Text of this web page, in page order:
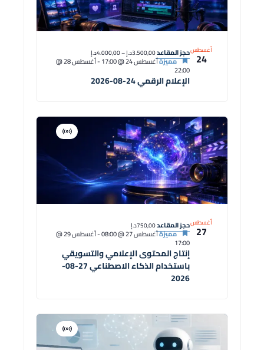
أغسطس
24
الإعلام الرقمي 24-08-2026
مميزةأغسطس 24 @ 17:00 - أغسطس 28 @
22:00
حجز المقاعد3.500,00د.إ – 4.000,00د.إ
أغسطس
27
إنتاج المحتوى الإعلامي والتسويقي
باستخدام الذكاء الاصطناعي 27-08-
2026
افتراضية
مميزةأغسطس 27 @ 08:00 - أغسطس 29 @
17:00
حجز المقاعد750,00د.إ
افتراضية
دورة